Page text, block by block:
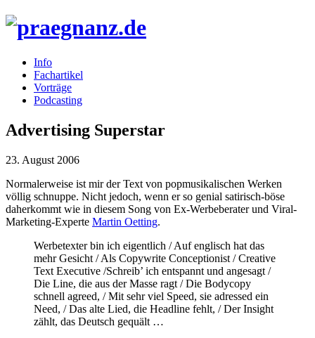
Info
Fachartikel
Vorträge
Podcasting
Advertising Superstar
23. August 2006
Normalerweise ist mir der Text von popmusikalischen Werken
völlig schnuppe. Nicht jedoch, wenn er so genial satirisch-böse
daherkommt wie in diesem Song von Ex-Werbeberater und Viral-
Marketing-Experte Martin Oetting.
Werbetexter bin ich eigentlich / Auf englisch hat das
mehr Gesicht / Als Copywrite Conceptionist / Creative
Text Executive /Schreib’ ich entspannt und angesagt /
Die Line, die aus der Masse ragt / Die Bodycopy
schnell agreed, / Mit sehr viel Speed, sie adressed ein
Need, / Das alte Lied, die Headline fehlt, / Der Insight
zählt, das Deutsch gequält …